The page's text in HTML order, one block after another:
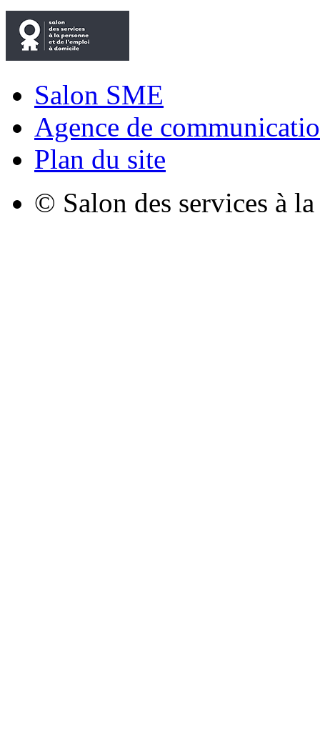
Salon SME
Agence de
Plan du site
© Salon des services à